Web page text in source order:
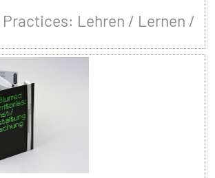
Lehren / Lernen /